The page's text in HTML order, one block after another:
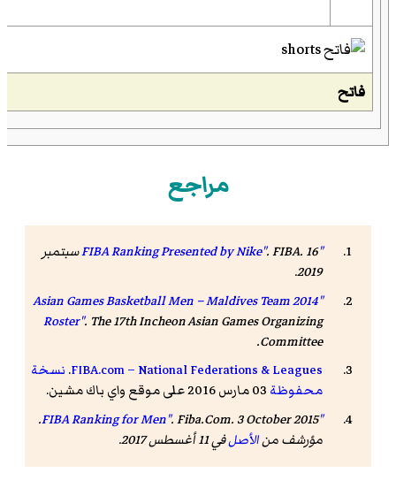
فاتح
مراجع
"FIBA Ranking Presented by Nike"
.FIBA
. 16 سبتمبر
2019
.
"2014 Asian Games Basketball Men – Maldives Team
Roster". The 17th Incheon Asian Games Organizing
Committee
.
FIBA.com – National Federations & Leagues
. نسخة
محفوظة
"FIBA Ranking for Men"
. Fiba.Com. 3 October 2015.
مؤرشف منالأصلفي 11 أغسطس 2017 .